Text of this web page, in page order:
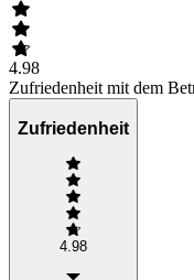
4.98
Zufriedenheit mit dem
Zufriedenheit
4.98